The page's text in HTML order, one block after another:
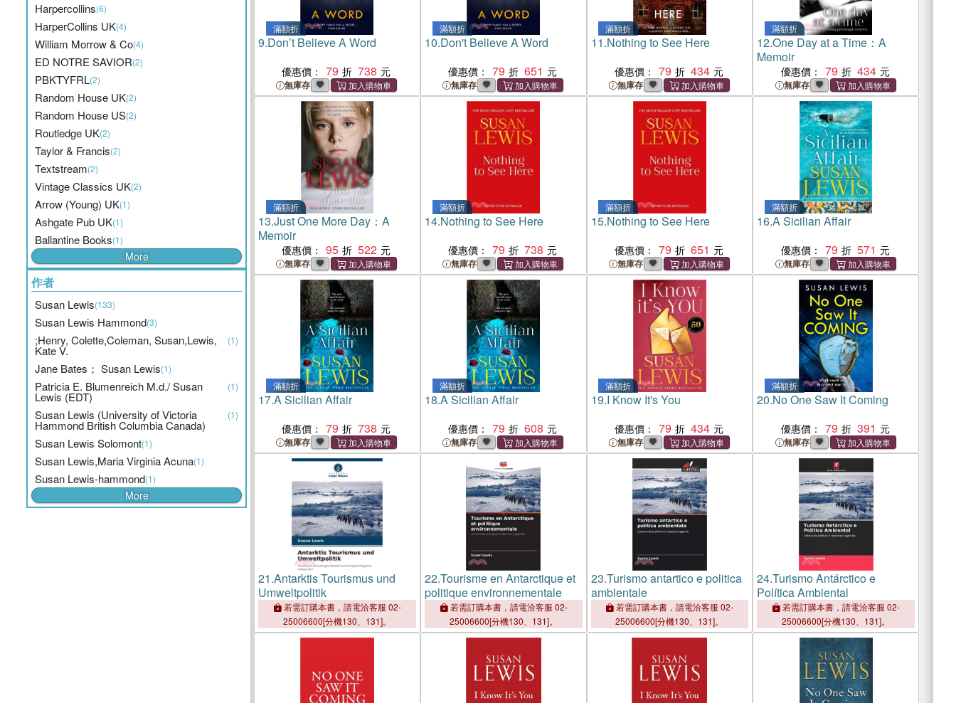
Harpercollins(6)
HarperCollins UK(4)
William Morrow & Co(4)
ED NOTRE SAVIOR(2)
PBKTYFRL(2)
Random House UK(2)
Random House US(2)
Routledge UK(2)
Taylor & Francis(2)
Textstream(2)
Vintage Classics UK(2)
Arrow (Young) UK(1)
Ashgate Pub UK(1)
Ballantine Books(1)
More
作者
Susan Lewis(133)
Susan Lewis Hammond(3)
;Henry, Colette,Coleman, Susan,Lewis,
Kate V.
(1)
Jane Bates； Susan Lewis(1)
Patricia E. Blumenreich M.d./ Susan
Lewis (EDT)
(1)
Susan Lewis (University of Victoria
Hammond British Columbia Canada)
(1)
Susan Lewis Solomont(1)
Susan Lewis,Maria Virginia Acuna(1)
Susan Lewis-hammond(1)
More
滿額折
9.Don’t Believe A Word
優惠價： 79 738
無庫存
滿額折
10.Don't Believe A Word
優惠價： 79 651
無庫存
滿額折
11.Nothing to See Here
優惠價： 79 434
無庫存
滿額折
12.One Day at a Time：A
Memoir
優惠價： 79 434
無庫存
滿額折
13.Just One More Day：A
Memoir
優惠價： 95 522
無庫存
滿額折
14.Nothing to See Here
優惠價： 79 738
無庫存
滿額折
15.Nothing to See Here
優惠價： 79 651
無庫存
滿額折
16.A Sicilian Affair
優惠價： 79 571
無庫存
滿額折
17.A Sicilian Affair
優惠價： 79 738
無庫存
滿額折
18.A Sicilian Affair
優惠價： 79 608
無庫存
滿額折
19.I Know It's You
優惠價： 79 434
無庫存
滿額折
20.No One Saw It Coming
優惠價： 79 391
無庫存
21.Antarktis Tourismus und
Umweltpolitik
若需訂購本書，請電洽客服 02-
25006600[分機130、131]。
22.Tourisme en Antarctique et
politique environnementale
若需訂購本書，請電洽客服 02-
25006600[分機130、131]。
23.Turismo antartico e politica
ambientale
若需訂購本書，請電洽客服 02-
25006600[分機130、131]。
24.Turismo Antárctico e
Política Ambiental
若需訂購本書，請電洽客服 02-
25006600[分機130、131]。